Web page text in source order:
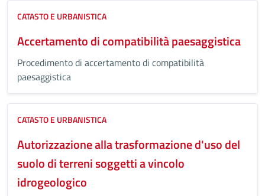
CATASTO E URBANISTICA
Accertamento di compatibilità paesaggistica
Procedimento di accertamento di compatibilità
paesaggistica
CATASTO E URBANISTICA
Autorizzazione alla trasformazione d'uso del
suolo di terreni soggetti a vincolo
idrogeologico